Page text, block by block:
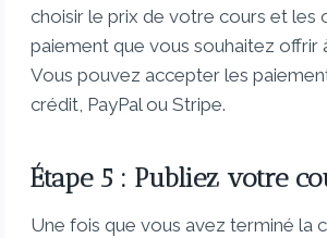
choisir le prix de votre cours et les
paiement que vous souhaitez offrir
Vous pouvez accepter les
crédit, PayPal ou Stripe.
Étape 5 : Publiez votre
Une fois que vous avez terminé la